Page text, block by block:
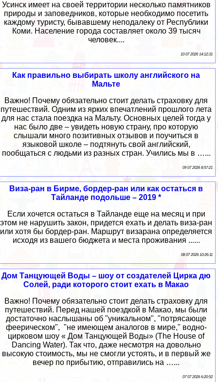
Усинск имеет на своей территории несколько памятников
природы и заповедников, которые необходимо посетить
каждому туристу, бывавшему неподалеку от Республики
Коми. Население города составляет около 39 тысяч
человек....
10 07 2026 14:12:31
Как правильно выбирать школу английского на
Мальте
Важно! Почему обязательно стоит делать страховку для
путешествий. Одним из ярких впечатлений прошлого лета
для нас стала поездка на Мальту. Основных целей тогда у
нас было две – увидеть новую страну, про которую
слышали много позитивных отзывов и поучиться в
языковой школе – подтянуть свой английский,
пообщаться с людьми из разных стран. Учились мы в …...
09 07 2026 8:57:21
Виза-ран в Бирме, бордер-ран или как остаться в
Тайланде подольше – 2019 *
Если хочется остаться в Тайланде еще на месяц и при
этом не нарушить закон, придется ехать и делать виза-ран
или хотя бы бордер-ран. Маршрут визарана определяется
исходя из вашего бюджета и места проживания ......
08 07 2026 10:26:11
Дом Танцующей Воды – шоу от создателей Цирка дю
Солей, ради которого стоит ехать в Макао
Важно! Почему обязательно стоит делать страховку для
путешествий. Перед нашей поездкой в Макао, мы были
достаточно наслышаны об "уникальном", "потрясающе
феерическом", "не имеющем аналогов в мире," водно-
цирковом шоу « Дом Танцующей Воды» (The House of
Dancing Water). Так что, даже несмотря на довольно
высокую стоимость, мы не смогли устоять, и в первый же
вечер по прибытию, отправились на …...
07 07 2026 6:20:52